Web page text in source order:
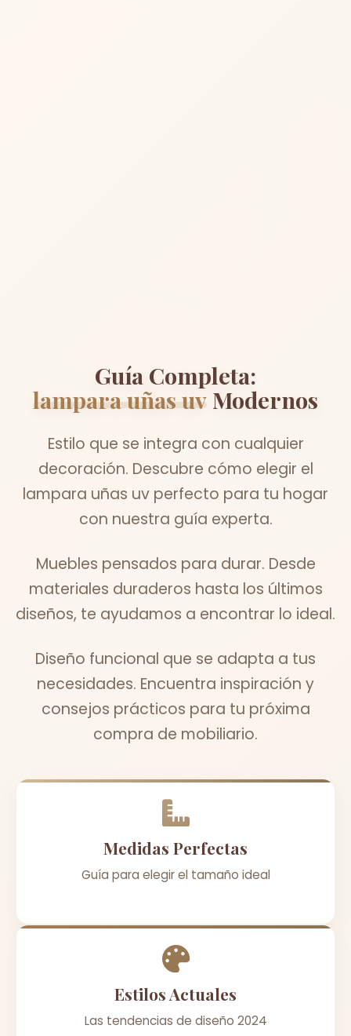
Guía Completa:
lampara uñas uv Modernos
Estilo que se integra con cualquier
decoración. Descubre cómo elegir el
lampara uñas uv perfecto para tu hogar
con nuestra guía experta.
Muebles pensados para durar. Desde
materiales duraderos hasta los últimos
diseños, te ayudamos a encontrar lo ideal.
Diseño funcional que se adapta a tus
necesidades. Encuentra inspiración y
consejos prácticos para tu próxima
compra de mobiliario.
Medidas Perfectas
Guía para elegir el tamaño ideal
Estilos Actuales
Las tendencias de diseño 2024